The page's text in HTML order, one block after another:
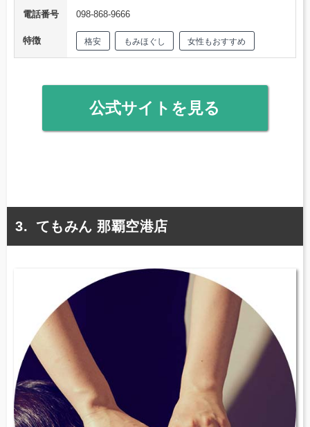
電話番号
098-868-9666
特徴 格安 もみほぐし 女性もおすすめ
公式サイトを見る
てもみん 那覇空港店